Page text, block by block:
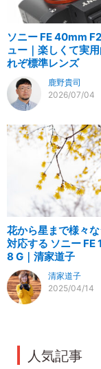
ソニー FE 40mm
ュー｜楽しくて実
れぞ標準レンズ
鹿野貴司
2026/07/04
花から星まで様々
対応する ソニー FE
8 G｜清家道子
清家道子
2025/04/14
人気記事